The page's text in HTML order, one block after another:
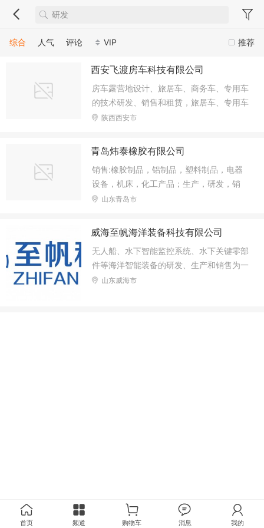
推荐
综合 人气 评论 VIP
西安飞渡房车科技有限公司
房车露营地设计、旅居车、商务车、专用车
的技术研发、销售和租赁，旅居车、专用车
设备配件的研发、销售、及技术咨询服务，
陕西西安市
青岛炜泰橡胶有限公司
销售:橡胶制品，铝制品，塑料制品，电器
设备，机床，化工产品；生产，研发，销
售:输送机械及配件，履带，输送带，矿山
危险化及一类易）。(依法须经批准的项
目，经相关部门批准后方可开展经营活动）
山东青岛市
威海至帆海洋装备科技有限公司
无人船、水下智能监控系统、水下关键零部
件等海洋智能装备的研发、生产和销售为一
体的国家级高新技术企业
山东威海市
首页 频道 购物车 消息 我的